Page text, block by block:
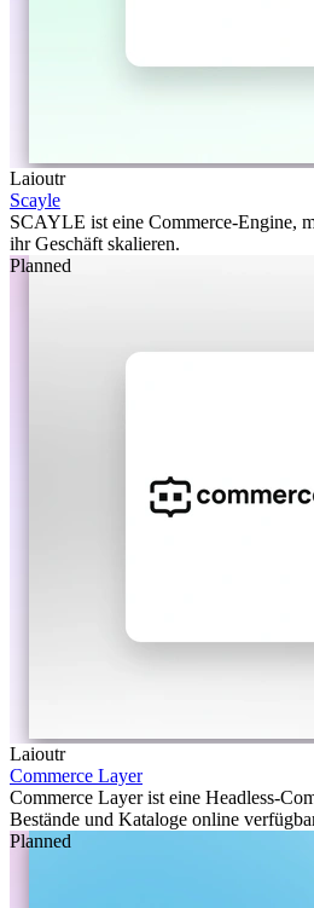
Laioutr
Scayle
SCAYLE ist eine Commerce-Engine,
ihr Geschäft skalieren.
Planned
Laioutr
Commerce Layer
Commerce Layer ist eine Headless-
Bestände und Kataloge online
Planned